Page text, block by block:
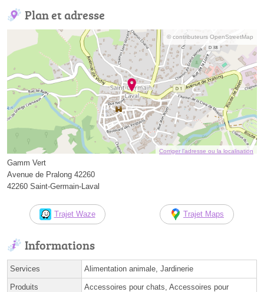
Plan et adresse
© contributeurs OpenStreetMap
Corriger l’adresse ou la localisation
Gamm Vert
Avenue de Pralong 42260
42260 Saint-Germain-Laval
Trajet Waze Trajet Maps
Informations
Services Alimentation animale, Jardinerie
Produits
Accessoires pour chats, Accessoires pour